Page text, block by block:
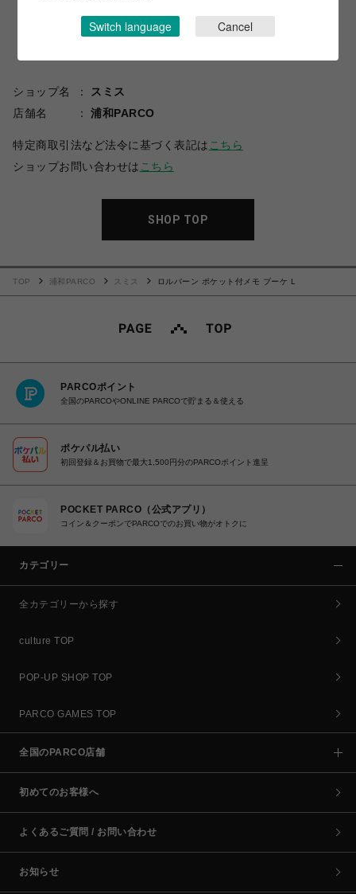
ショップ名
スミス
店舗名
浦和PARCO
特定商取引法など法令に基づく表記は こちら
ショップお問い合わせは こちら
SHOP TOP
TOP 浦和PARCO スミス ロルバーン ポケット付メモ ブーケ L
PARCOポイント
全国のPARCOやONLINE PARCOで貯まる＆使える
ポケパル払い
初回登録＆お買物で最大1,500円分のPARCOポイント進呈
POCKET PARCO（公式アプリ）
コイン＆クーポンでPARCOでのお買い物がオトクに
カテゴリー
全カテゴリーから探す
culture TOP
POP-UP SHOP TOP
PARCO GAMES TOP
全国のPARCO店舗
初めてのお客様へ
よくあるご質問 / お問い合わせ
お知らせ
Switch language Cancel